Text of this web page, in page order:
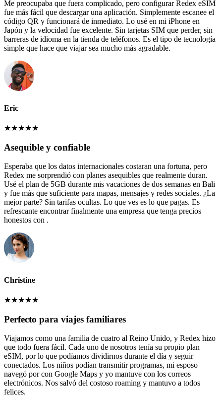
Me preocupaba que fuera complicado, pero configurar Redex eSIM
fue más fácil que descargar una aplicación. Simplemente escanee el
código QR y funcionará de inmediato. Lo usé en mi iPhone en
Japón y la velocidad fue excelente. Sin tarjetas SIM que perder, sin
barreras de idioma en la tienda de teléfonos. Es el tipo de tecnología
simple que hace que viajar sea mucho más agradable.
Eric
★★★★★
Asequible y confiable
Esperaba que los datos internacionales costaran una fortuna, pero
Redex me sorprendió con planes asequibles que realmente duran.
Usé el plan de 5GB durante mis vacaciones de dos semanas en Bali
y fue más que suficiente para mapas, mensajes y redes sociales. ¿La
mejor parte? Sin tarifas ocultas. Lo que ves es lo que pagas. Es
refrescante encontrar finalmente una empresa que tenga precios
honestos con .
Christine
★★★★★
Perfecto para viajes familiares
Viajamos como una familia de cuatro al Reino Unido, y Redex hizo
que todo fuera fácil. Cada uno de nosotros tenía su propio plan
eSIM, por lo que podíamos dividirnos durante el día y seguir
conectados. Los niños podían transmitir programas, mi esposo
navegó por con Google Maps y yo mantuve con los correos
electrónicos. Nos salvó del costoso roaming y mantuvo a todos
felices.